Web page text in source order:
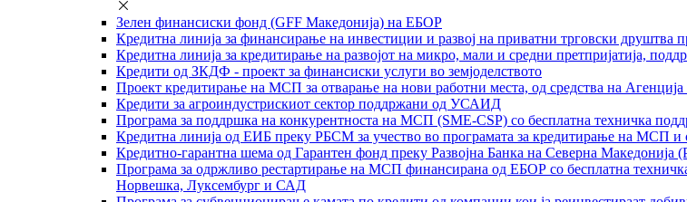
Зелен финансиски фонд (GFF Македонија) на ЕБОР
Кредитна линија за финансирање на инвестиции и развој на приватни трговски друштва
Кредитна линија за кредитирање на развојот на микро, мали и средни претпријатија,
Кредити од ЗКДФ - проект за финансиски услуги во земјоделството
Проект кредитирање на МСП за отварање на нови работни места, од средства на
Кредити за агроиндустрискиот сектор поддржани од УСАИД
Програма за поддршка на конкурентноста на МСП (SME-CSP) со бесплатна техничка
Кредитна линија од ЕИБ преку РБСМ за учество во програмата за кредитирање на МСП
Кредитно-гарантна шема од Гарантен фонд преку Развојна Банка на Северна
Програма за одржливо рестартирање на МСП финансирана од ЕБОР со бесплатна
Норвешка, Луксембург и САД